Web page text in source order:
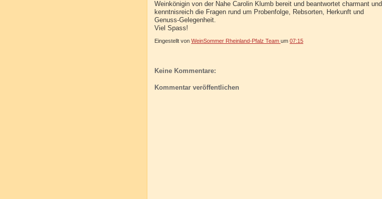
Weinkönigin von der Nahe Carolin Klumb bereit und beantwortet charmant und
kenntnisreich die Fragen rund um Probenfolge, Rebsorten, Herkunft und
Genuss-Gelegenheit.
Viel Spass!
Eingestellt von WeinSommer Rheinland-Pfalz Team um 07:15
Keine Kommentare:
Kommentar veröffentlichen